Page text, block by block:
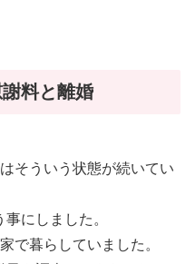
料と離婚
そういう状態が続いてい
にしました。
で暮らしていました。